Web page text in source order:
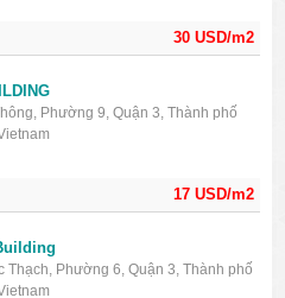
30 USD/m2
17 USD/m2
Phường 9, Quận 3, Thành phố
Thạch, Phường 6, Quận 3, Thành phố